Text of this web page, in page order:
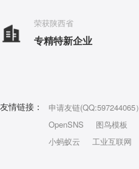
荣获陕西省
专精特新企业
友情链接： 申请友链(QQ:597244065）
OpenSNS
图鸟模板
小蚂蚁云
工业互联网